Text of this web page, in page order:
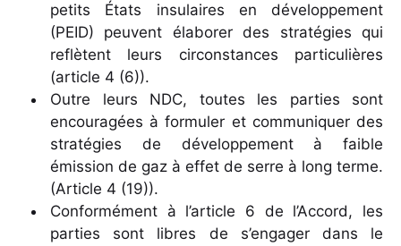
petits États insulaires en développement
(PEID) peuvent élaborer des stratégies qui
reflètent leurs circonstances particulières
(article 4 (6)).
Outre leurs NDC, toutes les parties sont
encouragées à formuler et communiquer des
stratégies de développement à faible
émission de gaz à effet de serre à long terme.
(Article 4 (19)).
Conformément à l’article 6 de l’Accord, les
parties sont libres de s’engager dans le